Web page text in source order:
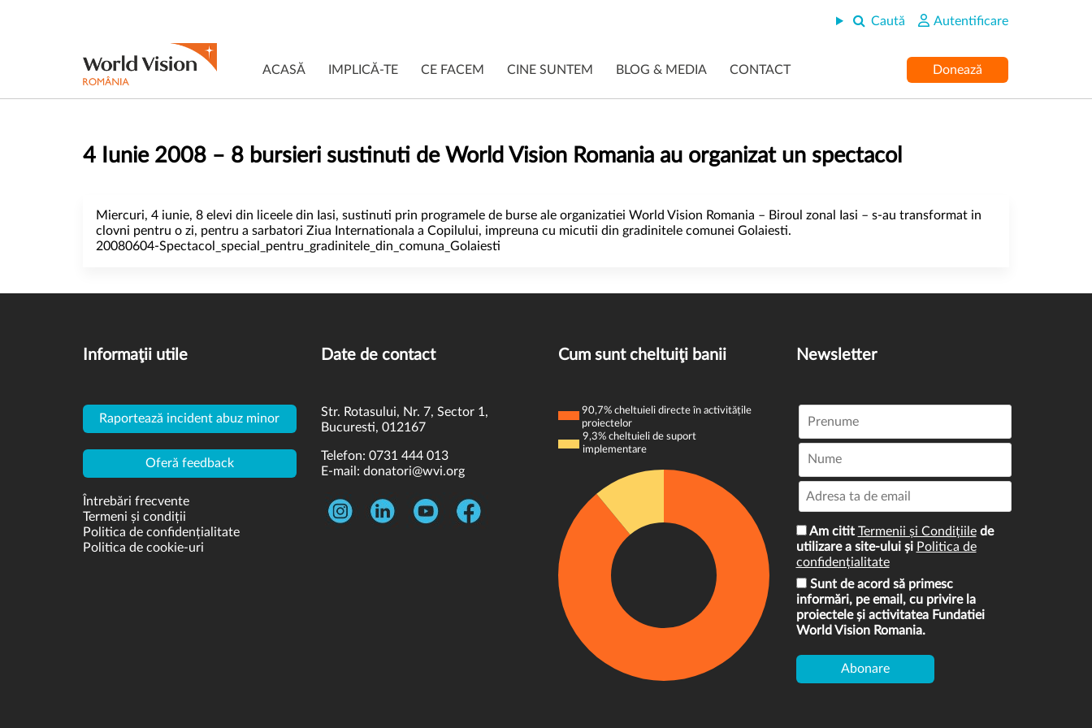
Caută Autentificare
ACASĂ IMPLICĂ-TE CE FACEM CINE SUNTEM BLOG & MEDIA CONTACT Donează
4 Iunie 2008 – 8 bursieri sustinuti de World Vision Romania au organizat un spectacol
Miercuri, 4 iunie, 8 elevi din liceele din Iasi, sustinuti prin programele de burse ale organizatiei World Vision Romania – Biroul zonal Iasi – s-au transformat in
clovni pentru o zi, pentru a sarbatori Ziua Internationala a Copilului, impreuna cu micutii din gradinitele comunei Golaiesti.
20080604-Spectacol_special_pentru_gradinitele_din_comuna_Golaiesti
Informaţii utile
Raportează incident abuz minor
Oferă feedback
Întrebări frecvente
Termeni și condiții
Politica de confidențialitate
Politica de cookie-uri
Date de contact
Str. Rotasului, Nr. 7, Sector 1,
Bucuresti, 012167
Telefon: 0731 444 013
E-mail: donatori@wvi.org
Cum sunt cheltuiţi banii
90,7% cheltuieli directe în activitățile
proiectelor
9,3% cheltuieli de suport
implementare
Newsletter
Am citit Termenii și Condițiilede
utilizare a site-ului și Politica de
confidențialitate
Sunt de acord să primesc
informări, pe email, cu privire la
proiectele și activitatea Fundatiei
World Vision Romania.